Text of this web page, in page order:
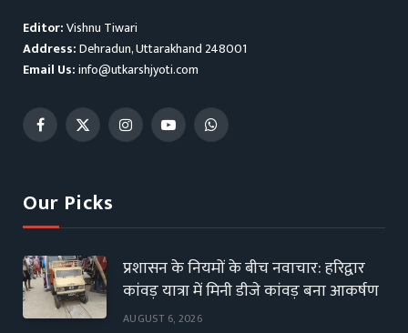
Editor:Vishnu Tiwari
Address:Dehradun, Uttarakhand 248001
Email Us:info@utkarshjyoti.com
Facebook
X
InstagramYouTubeWhatsApp
Our Picks
प्रशासन के नियमों के बीच नवाचार: हरिद्वार
कांवड़ यात्रा में मिनी डीजे कांवड़ बना आकर्षण
AUGUST 6, 2026